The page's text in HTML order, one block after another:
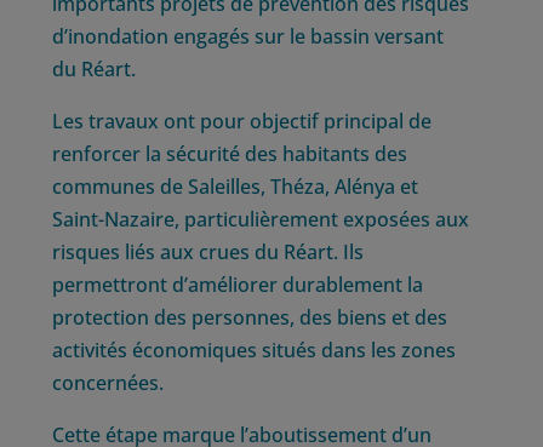
d’inondation engagés sur le bassin versant
du Réart.
Les travaux ont pour objectif principal de
renforcer la sécurité des habitants des
communes de Saleilles, Théza, Alénya et
Saint-Nazaire, particulièrement exposées aux
risques liés aux crues du Réart. Ils
permettront d’améliorer durablement la
protection des personnes, des biens et des
activités économiques situés dans les zones
concernées.
Cette étape marque l’aboutissement d’un